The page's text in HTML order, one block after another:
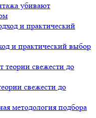
убивают
и практический выбор
свежести до